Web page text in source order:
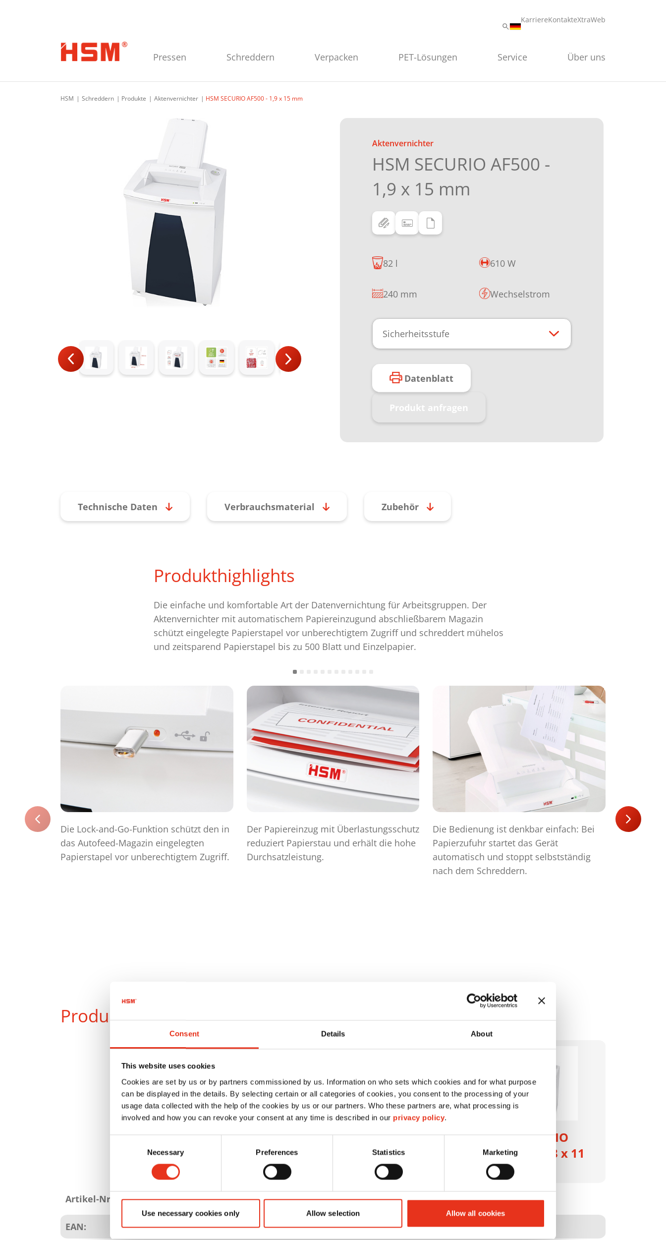
Consent Details About
This website uses cookies
Cookies are set by us or by partners commissioned by us. Information on who sets which cookies and for what purpose
can be displayed in the details. By selecting certain or all categories of cookies, you consent to the processing of your
usage data collected with the help of the cookies by us or our partners. Who these partners are, what processing is
involved and how you can revoke your consent at any time is described in our privacy policy.
Necessary Preferences Statistics Marketing
Use necessary cookies only Allow selection Allow all cookies
KarriereKontakteXtraWeb
Pressen Schreddern Verpacken PET-Lösungen Service Über uns
HSM Schreddern Produkte Aktenvernichter HSM SECURIO AF500 - 1,9 x 15 mm
Aktenvernichter
HSM SECURIO AF500 -
1,9 x 15 mm
82 l 610 W
240 mm Wechselstrom
Sicherheitsstufe
Datenblatt
Produkt anfragen
Technische Daten Verbrauchsmaterial Zubehör
Produkthighlights
Die einfache und komfortable Art der Datenvernichtung für Arbeitsgruppen. Der
Aktenvernichter mit automatischem Papiereinzugund abschließbarem Magazin
schützt eingelegte Papierstapel vor unberechtigtem Zugriff und schreddert mühelos
und zeitsparend Papierstapel bis zu 500 Blatt und Einzelpapier.
Die Lock-and-Go-Funktion schützt den in
das Autofeed-Magazin eingelegten
Papierstapel vor unberechtigtem Zugriff.
Der Papiereinzug mit Überlastungsschutz
reduziert Papierstau und erhält die hohe
Durchsatzleistung.
Die Bedienung ist denkbar einfach: Bei
Papierzufuhr startet das Gerät
automatisch und stoppt selbstständig
nach dem Schreddern.
Produkteim Vergleich
Attribute
HSM SECURIO
AF500 - 4,5 x 30
HSM SECURIO
AF500 - 1,9 x 15
mm
HSM SECURIO
AF500 - 0,78 x 11
mm
Artikel-Nr.: 2103111 2102111 2105111
EAN: 4026631050661 4026631050678 4026631050685